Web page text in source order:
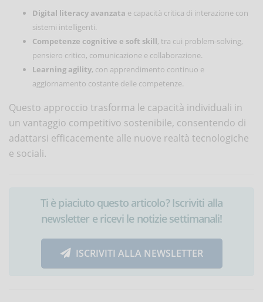
Digital literacy avanzata e capacità critica di interazione con
sistemi intelligenti.
Competenze cognitive e soft skill, tra cui problem-solving,
pensiero critico, comunicazione e collaborazione.
Learning agility, con apprendimento continuo e
aggiornamento costante delle competenze.
Questo approccio trasforma le capacità individuali in
un vantaggio competitivo sostenibile, consentendo di
adattarsi efficacemente alle nuove realtà tecnologiche
e sociali.
Ti è piaciuto questo articolo? Iscriviti alla
newsletter e ricevi le notizie settimanali!
ISCRIVITI ALLA NEWSLETTER